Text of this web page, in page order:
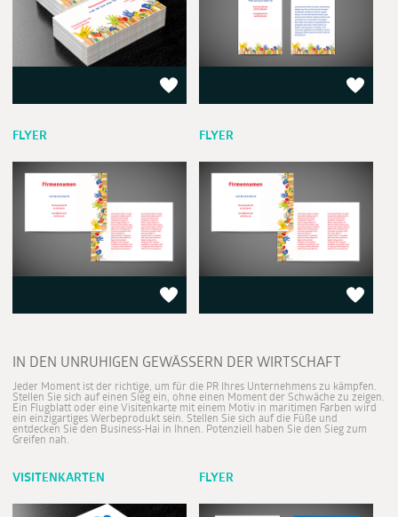
FLYER FLYER
IN DEN UNRUHIGEN GEWÄSSERN DER WIRTSCHAFT
Jeder Moment ist der richtige, um für die PR Ihres Unternehmens zu kämpfen.
Stellen Sie sich auf einen Sieg ein, ohne einen Moment der Schwäche zu zeigen.
Ein Flugblatt oder eine Visitenkarte mit einem Motiv in maritimen Farben wird
ein einzigartiges Werbeprodukt sein. Stellen Sie sich auf die Füße und
entdecken Sie den Business-Hai in Ihnen. Potenziell haben Sie den Sieg zum
Greifen nah.
VISITENKARTEN FLYER